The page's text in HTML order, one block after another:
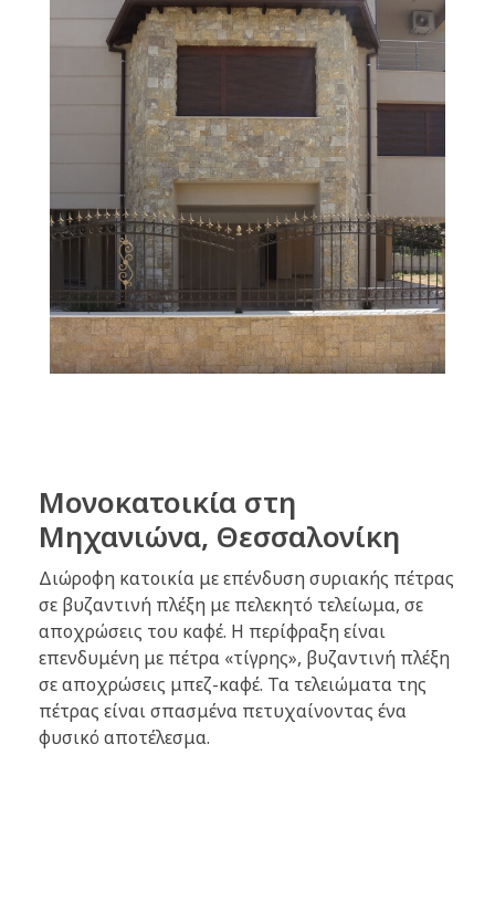
Μονοκατοικία στη
Μηχανιώνα, Θεσσαλονίκη
Διώροφη κατοικία με επένδυση συριακής πέτρας
σε βυζαντινή πλέξη με πελεκητό τελείωμα, σε
αποχρώσεις του καφέ. Η περίφραξη είναι
επενδυμένη με πέτρα «τίγρης», βυζαντινή πλέξη
σε αποχρώσεις μπεζ-καφέ. Τα τελειώματα της
πέτρας είναι σπασμένα πετυχαίνοντας ένα
φυσικό αποτέλεσμα.